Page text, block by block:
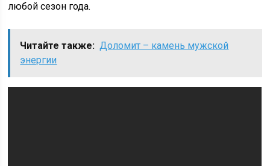
любой сезон года.
Читайте также: Доломит – камень мужской
энергии